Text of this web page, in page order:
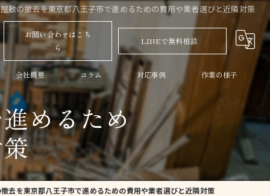
敷の撤去を東京都八王子市で進めるための費用や業者選びと近隣対策
お問い合わせはこち
ら
LINEで無料相談
会社概要 コラム 対応事例 作業の様子
めるため
去を東京都八王子市で進めるための費用や業者選びと近隣対策